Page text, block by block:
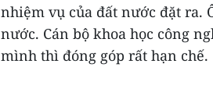
nhiệm vụ của đất nước đặt ra.
nước. Cán bộ khoa học công
mình thì đóng góp rất hạn chế.